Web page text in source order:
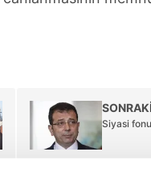
Siyasi